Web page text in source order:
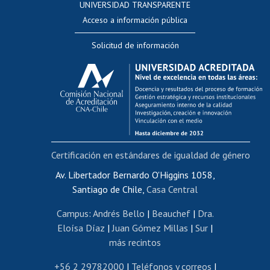
Evaluación docente
Calificación académica
Postulación al AUCAI
Funcionarias/os
Cursos internos de capacitación
Bienestar del personal
Portal de movilidad interna
Certificado de renta
Certificado de renta honorarios
Editar páginas blancas
Extranjeras/os
Revalidación y reconocimiento de títulos
UNIVERSIDAD TRANSPARENTE
Acceso a información pública
Solicitud de información
Av. Libertador Bernardo O'Higgins 1058,
Santiago de Chile, Casa Central
Campus: Andrés Bello | Beauchef| Dra.
Eloísa Díaz | Juan Gómez Millas | Sur |
más recintos
+56 2 29782000 | Teléfonos y correos |
Certificación en estándares de igualdad de género